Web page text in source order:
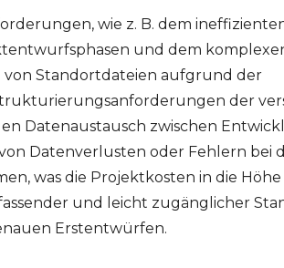
wie z. B. dem
und dem
von Standortdateien aufgrund der
der
Datenaustausch zwischen
Datenverlusten oder Fehlern bei
was die Projektkosten in die
und leicht zugänglicher
Erstentwürfen.